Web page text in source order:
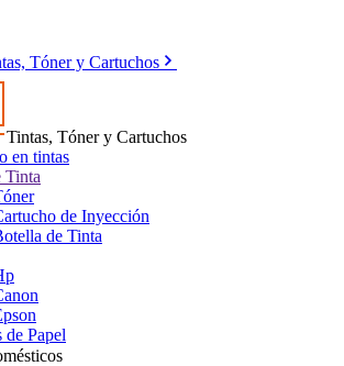
Tóner y Cartuchos
Tintas, Tóner y Cartuchos
en tintas
Tinta
de Inyección
de Tinta
de Papel